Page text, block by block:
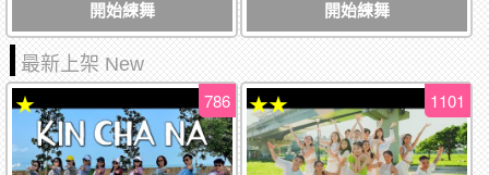
開始練舞 開始練舞
最新上架 New
786
★ 1101
★★